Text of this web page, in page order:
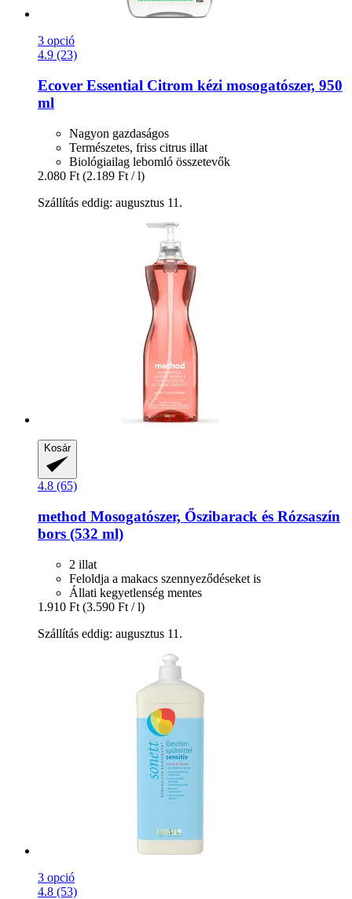
3 opció
4.9 (23)
Ecover Essential Citrom kézi mosogatószer, 950
ml
Nagyon gazdaságos
Természetes, friss citrus illat
Biológiailag lebomló összetevők
2.080 Ft (2.189 Ft / l)
Szállítás eddig: augusztus 11.
Kosár
4.8 (65)
method Mosogatószer, Őszibarack és Rózsaszín
bors (532 ml)
2 illat
Feloldja a makacs szennyeződéseket is
Állati kegyetlenség mentes
1.910 Ft (3.590 Ft / l)
Szállítás eddig: augusztus 11.
3 opció
4.8 (53)